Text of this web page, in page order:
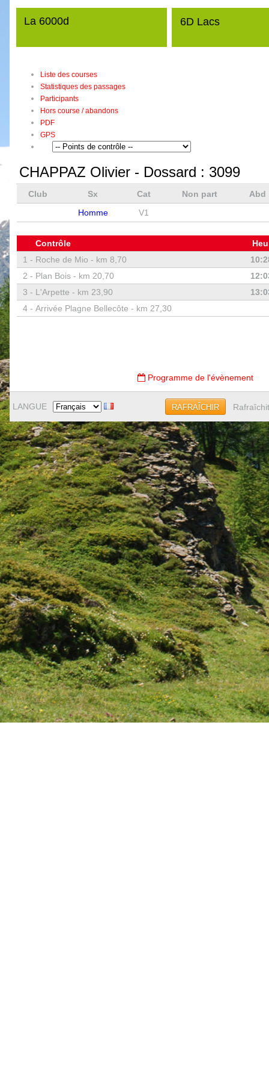
La 6000d 6D Lacs
Liste des courses
Statistiques des passages
Participants
Hors course / abandons
PDF
GPS
CHAPPAZ Olivier- Dossard : 3099
Club Sx Cat Non part
Abd
Homme
V1
Contrôle
1 - Roche de Mio - km 8,70
2 - Plan Bois - km 20,70
3 - L'Arpette - km 23,90
4 - Arrivée Plagne Bellecôte - km 27,30
Programme de l'évènement
LANGUE RAFRAÎCHIR